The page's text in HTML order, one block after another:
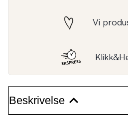
Vi
Beskrivelse